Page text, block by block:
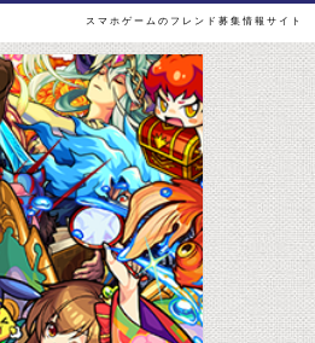
スマホゲームのフレンド募集情報サイト